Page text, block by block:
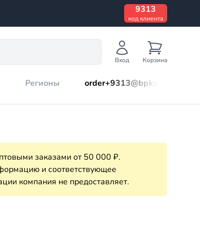
9313
код клиента
Вход Корзина
Регионы order+9313@bpks.ru
заказами от 50 000 ₽.
и соответствующее
компания не предоставляет.